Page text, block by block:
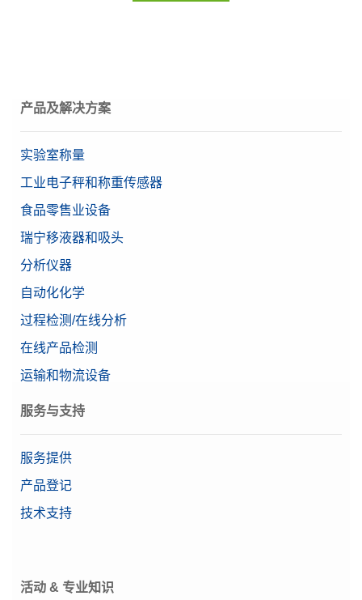
304不锈钢
产品及解决方案
实验室称量
工业电子秤和称重传感器
食品零售业设备
瑞宁移液器和吸头
分析仪器
自动化化学
过程检测/在线分析
在线产品检测
运输和物流设备
服务与支持
服务提供
产品登记
技术支持
活动 & 专业知识